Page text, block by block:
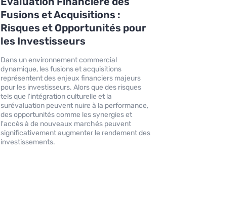
Fusions et Acquisitions :
Risques et Opportunités pour
les Investisseurs
Dans un environnement commercial
dynamique, les fusions et acquisitions
représentent des enjeux financiers majeurs
pour les investisseurs. Alors que des risques
tels que l'intégration culturelle et la
surévaluation peuvent nuire à la performance,
des opportunités comme les synergies et
l'accès à de nouveaux marchés peuvent
significativement augmenter le rendement des
investissements.